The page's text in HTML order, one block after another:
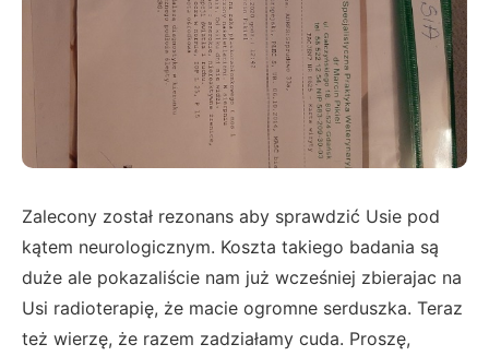
Zalecony został rezonans aby sprawdzić Usie pod
kątem neurologicznym. Koszta takiego badania są
duże ale pokazaliście nam już wcześniej zbierajac na
Usi radioterapię, że macie ogromne serduszka. Teraz
też wierzę, że razem zadziałamy cuda. Proszę,